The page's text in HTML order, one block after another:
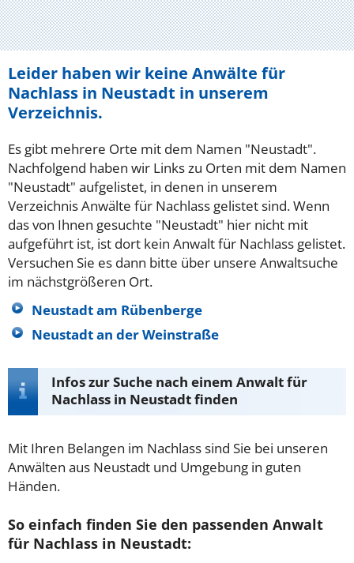
Leider haben wir keine Anwälte für
Nachlass in Neustadt in unserem
Verzeichnis.
Es gibt mehrere Orte mit dem Namen "Neustadt".
Nachfolgend haben wir Links zu Orten mit dem Namen
"Neustadt" aufgelistet, in denen in unserem
Verzeichnis Anwälte für Nachlass gelistet sind. Wenn
das von Ihnen gesuchte "Neustadt" hier nicht mit
aufgeführt ist, ist dort kein Anwalt für Nachlass gelistet.
Versuchen Sie es dann bitte über unsere Anwaltsuche
im nächstgrößeren Ort.
Neustadt am Rübenberge
Neustadt an der Weinstraße
Infos zur Suche nach einem Anwalt für
Nachlass in Neustadt finden
Mit Ihren Belangen im Nachlass sind Sie bei unseren
Anwälten aus Neustadt und Umgebung in guten
Händen.
So einfach finden Sie den passenden Anwalt
für Nachlass in Neustadt: